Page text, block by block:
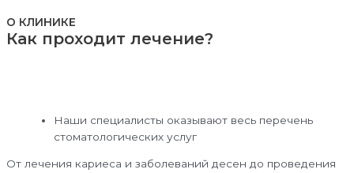
О КЛИНИКЕ
Как проходит лечение?
Наши специалисты оказывают весь перечень
стоматологических услуг
От лечения кариеса и заболеваний десен до проведения